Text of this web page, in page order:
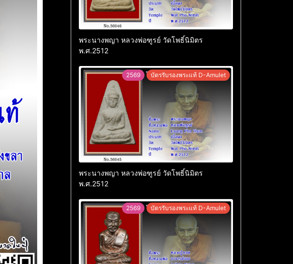
พระนางพญา หลวงพ่อฑูรย์ วัดโพธิ์นิมิตร
พ.ศ.2512
2569 บัตรรับรองพระแท้ D-Amulet
พระนางพญา หลวงพ่อฑูรย์ วัดโพธิ์นิมิตร
พ.ศ.2512
2569 บัตรรับรองพระแท้ D-Amulet